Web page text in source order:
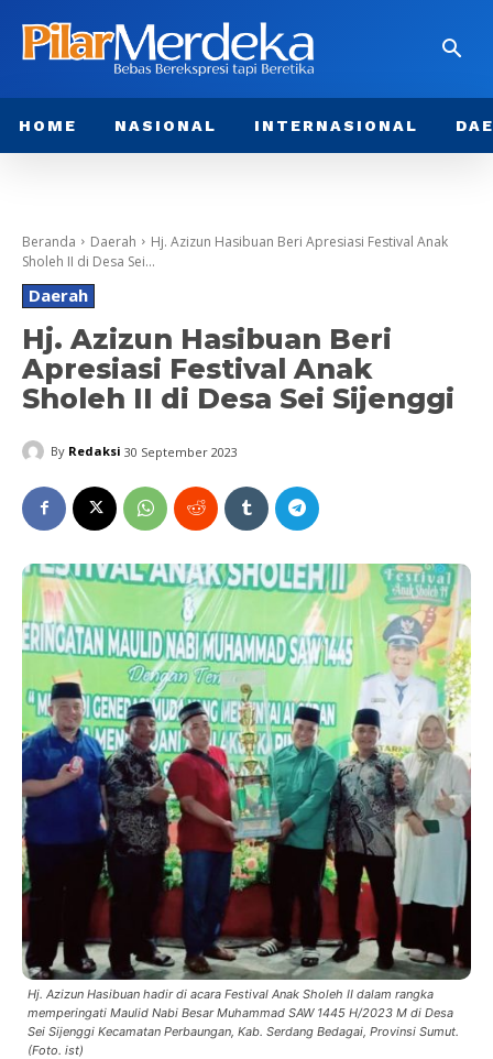
HOME NASIONAL INTERNASIONAL
Beranda Daerah
Hj. Azizun Hasibuan Beri Apresiasi Festival Anak
Sholeh II di Desa Sei...
Daerah
Hj. Azizun Hasibuan Beri
Apresiasi Festival Anak
Sholeh II di Desa Sei Sijenggi
By Redaksi 30 September 2023
Hj. Azizun Hasibuan hadir di acara Festival Anak Sholeh II dalam rangka
memperingati Maulid Nabi Besar Muhammad SAW 1445 H/2023 M di Desa
Sei Sijenggi Kecamatan Perbaungan, Kab. Serdang Bedagai, Provinsi Sumut.
(Foto. ist)